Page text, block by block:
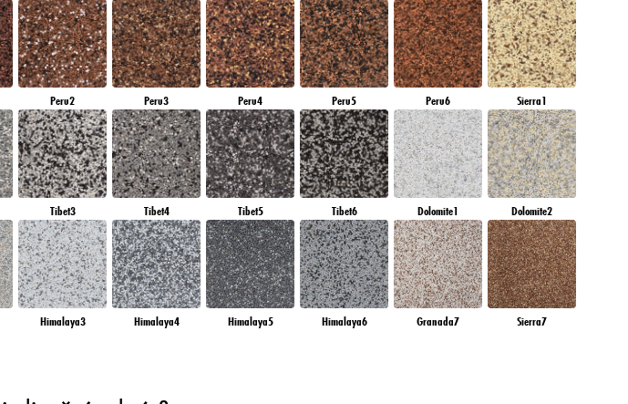
Peru2 Peru3 Peru4 Peru5 Peru6 Sierra1
Tibet3 Tibet4 Tibet5 Tibet6 Dolomite1 Dolomite2
Himalaya3 Himalaya4 Himalaya5 Himalaya6 Granada7 Sierra7